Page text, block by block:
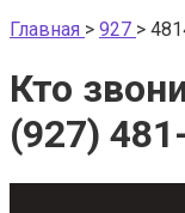
Главная > 927 >
Кто
(927)